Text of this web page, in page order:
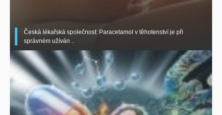
Česká lékařská společnost: Paracetamol v těhotenství je při
správném užíván ..